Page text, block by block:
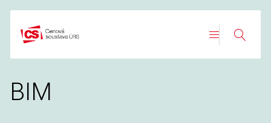
obsah
Search
BIM